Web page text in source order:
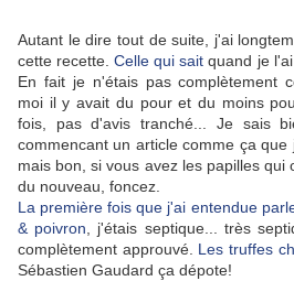
Autant le dire tout de suite, j'ai
cette recette.Celle qui sait quand je l'ai
En fait je n'étais pas complètement
moi il y avait du pour et du moins
fois, pas d'avis tranché... Je sais
commencant un article comme ça
mais bon, si vous avez les papilles
du nouveau, foncez.
La première fois que j'ai entendue
& poivron , j'étais septique... très
complètement approuvé. Les truffes
Sébastien Gaudard ça dépote!